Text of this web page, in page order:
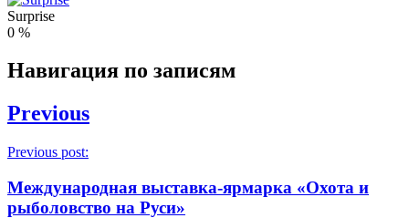
Surprise
0 %
Навигация по записям
Previous
Previous post:
Международная выставка-ярмарка «Охота и
рыболовство на Руси»